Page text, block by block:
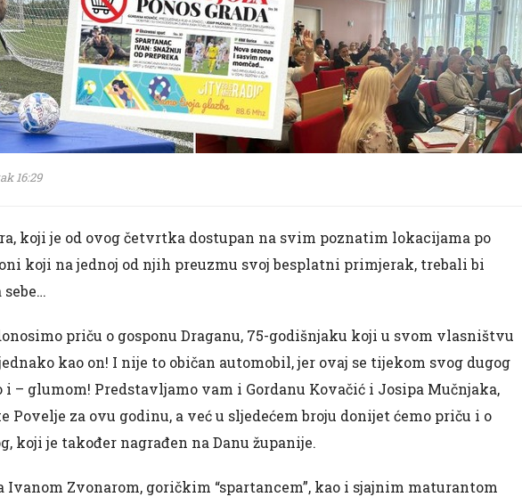
16:29
koji je od ovog četvrtka dostupan na svim poznatim lokacijama po
koji na jednoj od njih preuzmu svoj besplatni primjerak, trebali bi
priču o gosponu Draganu, 75-godišnjaku koji u svom vlasništvu
kao on! I nije to običan automobil, jer ovaj se tijekom svog dugog
i – glumom! Predstavljamo vam i Gordanu Kovačić i Josipa Mučnjaka,
Povelje za ovu godinu, a već u sljedećem broju donijet ćemo priču i o
koji je također nagrađen na Danu županije.
Ivanom Zvonarom, goričkim “spartancem”, kao i sjajnim maturantom